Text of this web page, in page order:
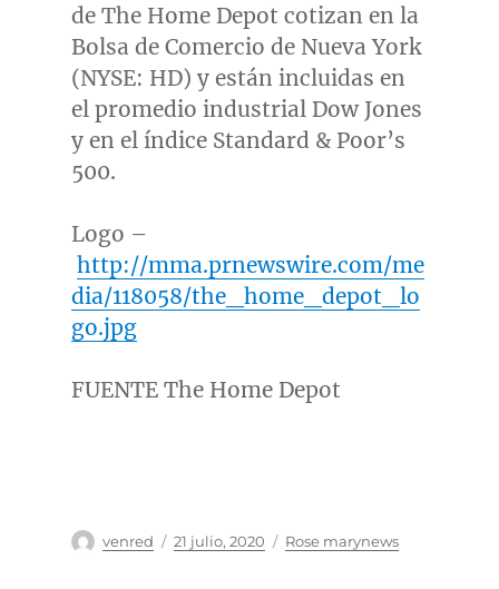
de The Home Depot cotizan en la
Bolsa de Comercio de Nueva York
(NYSE: HD) y están incluidas en
el promedio industrial Dow Jones
y en el índice Standard & Poor’s
500.
Logo –
http://mma.prnewswire.com/me
dia/118058/the_home_depot_lo
go.jpg
FUENTE The Home Depot
Autor
venred
Publicado
21 julio, 2020 Categorías
Rose marynews